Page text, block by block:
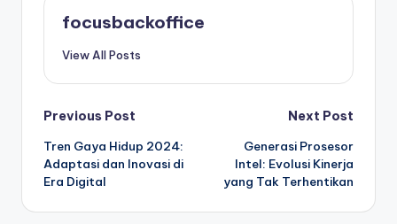
focusbackoffice
View All Posts
Post
navigation
Previous Post
Tren Gaya Hidup 2024:
Adaptasi dan Inovasi di
Era Digital
Next Post
Generasi Prosesor
Intel: Evolusi Kinerja
yang Tak Terhentikan